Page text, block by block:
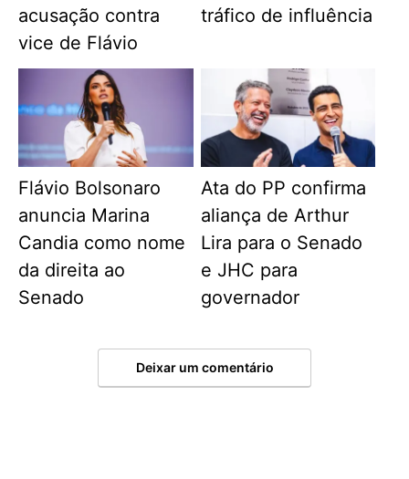
acusação contra
vice de Flávio
tráfico de influência
Flávio Bolsonaro
anuncia Marina
Candia como nome
da direita ao
Senado
Ata do PP confirma
aliança de Arthur
Lira para o Senado
e JHC para
governador
Deixar um comentário